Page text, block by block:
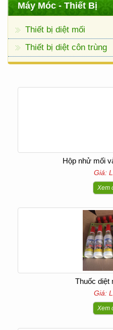
Máy Móc - Thiết Bị
Thiết bị diệt mối
Thiết bị diệt côn trùng
Hộp nhử mối
Giá:
Xem
Thuốc diệt
Giá:
Xem